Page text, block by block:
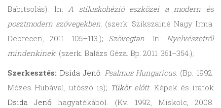
Babitsolás). In:A stíluskohézió eszközei a modern és
posztmodern szövegekben. (szerk. Szikszainé Nagy Irma.
Debrecen, 2011. 105–113.); Szövegtan. In:Nyelvészetről
mindenkinek. (szerk. Balázs Géza. Bp. 2011. 351–354.);
Szerkesztés: Dsida Jenő: Psalmus Hungaricus. (Bp. 1992.
Mózes Hubával, utószó is); Tükörelőtt. Képek és iratok
Dsida Jenő hagyatékából. (Kv. 1992, Miskolc, 2008.